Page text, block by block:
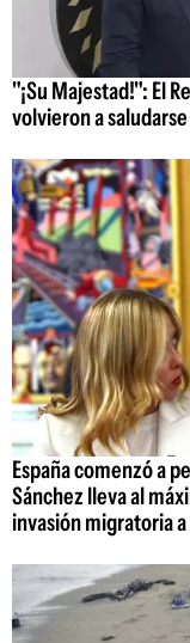
"¡Su Majestad!": El
volvieron a
España comenzó a
Sánchez lleva al
invasión migratoria